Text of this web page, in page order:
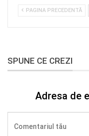
PAGINA PRECEDENTĂ
SPUNE CE CREZI
Adresa de